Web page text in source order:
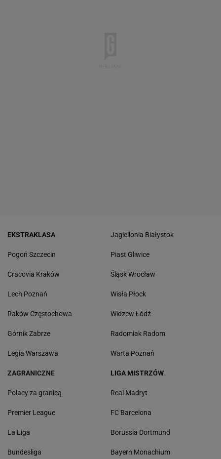
EKSTRAKLASA
Pogoń Szczecin
Cracovia Kraków
Lech Poznań
Raków Częstochowa
Górnik Zabrze
Legia Warszawa
Jagiellonia Białystok
Piast Gliwice
Śląsk Wrocław
Wisła Płock
Widzew Łódź
Radomiak Radom
Warta Poznań
ZAGRANICZNE
Polacy za granicą
Premier League
La Liga
Bundesliga
LIGA MISTRZÓW
Real Madryt
FC Barcelona
Borussia Dortmund
Bayern Monachium